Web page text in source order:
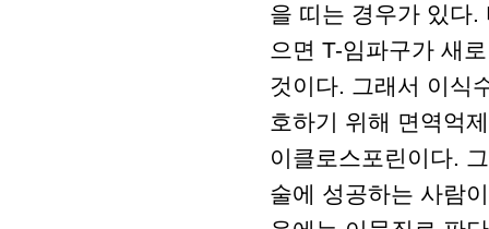
을 띠는 경우가 있다
으면 T-임파구가 새
것이다. 그래서 이식
호하기 위해 면역억
이클로스포린이다.
술에 성공하는 사람